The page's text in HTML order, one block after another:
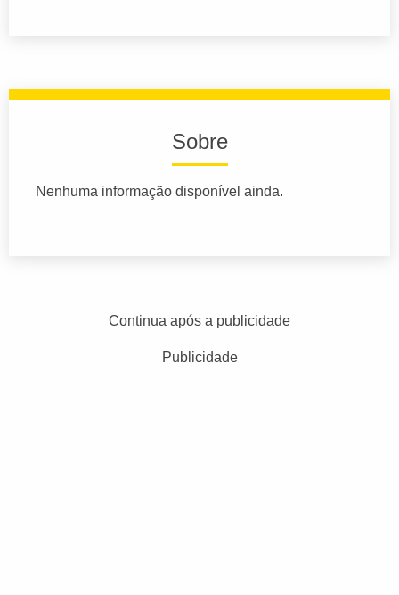
Sobre
Nenhuma informação disponível ainda.
Continua após a publicidade
Publicidade